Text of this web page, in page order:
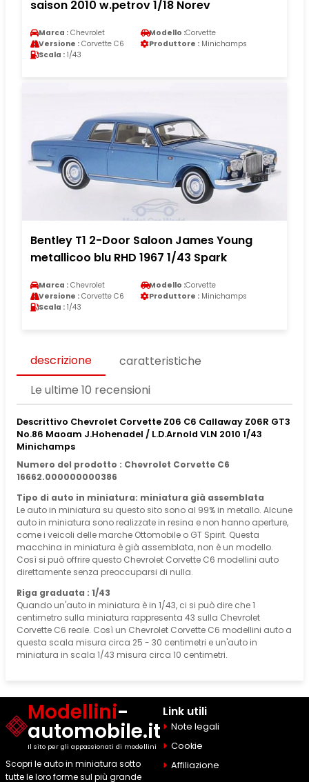
saison 2010 w.petrov 1/18 Norev
Marca : Chevrolet Modello :Corvette
Versione : Corvette C6 Produttore : Minichamps
Scala : 1/43
Bentley T1 2-Door Saloon James Young
metallicoo blu RHD 1967 1/43 Spark
Marca : Chevrolet Modello :Corvette
Versione : Corvette C6 Produttore : Minichamps
Scala : 1/43
descrizione
caratteristiche
Le ultime 10 recensioni
Descrittivo Chevrolet Corvette Z06 C6 Callaway Z06R GT3
No.86 Maoam J.Hohenadel / L.D.Arnold VLN 2010 1/43
Minichamps
Numero del prodotto : Chevrolet Corvette C6
16662.000000000386
Tipo di auto in miniatura: miniatura già assemblata
Le auto in miniatura su questo sito sono al 99% in metallo. Alcune
auto in miniatura sono realizzate in resina e non hanno aperture,
come i veicoli delle marche Ottomobile o GT Spirit. Questa
macchina in miniatura è già assemblata, non è un modello.
Così si può offrire questo Chevrolet Corvette C6 modellini auto
direttamente senza preoccuparsi di nulla.
Riga graduata : 1/43
Quando un'auto in miniatura è in 1/43, ci si può dire che 1
centimetro sulla miniatura rappresenta 43 sulla Chevrolet
Corvette C6 reale. Così un Chevrolet Corvette C6 modellini auto a
questa scala misura circa 25 - 30 centimetri e un'auto in
miniatura in scala 1/43 misura circa 10 centimetri.
Modellini-
automobile.it
Il sito per gli appassionati di modellini
Scopri le auto in miniatura sotto
tutte le loro forme sul più grande
Link utili
Note legali
Cookie
Affiliazione